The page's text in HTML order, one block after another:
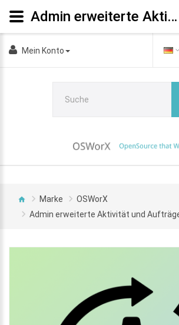
Mein Konto
Marke
OSWorX
Admin erweiterte Aktivität und
Admin erweiterte Aktivität und Aufträge